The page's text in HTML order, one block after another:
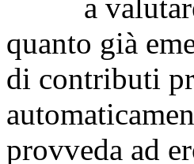
a valutare
quanto già
di contributi
provveda ad